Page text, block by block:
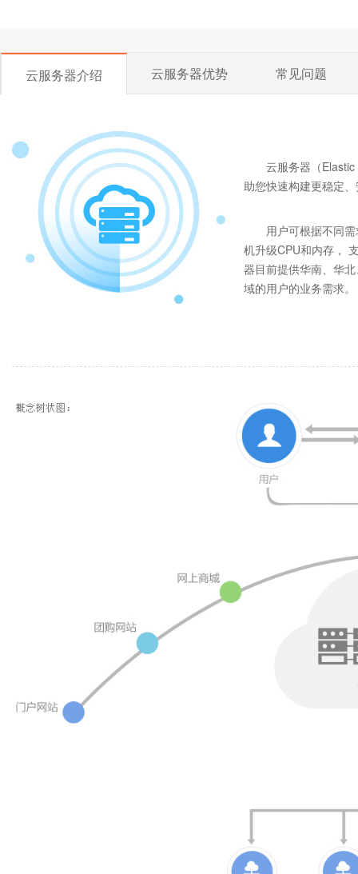
云服务器介绍 云服务器优势 常见问题
云服务器（
助您快速构建更稳定
用户可根据不同
机升级CPU和内存，
器目前提供华南、华
域的用户的业务需求。